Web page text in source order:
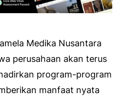
Medika Nusantara
perusahaan akan terus
program-program
manfaat nyata